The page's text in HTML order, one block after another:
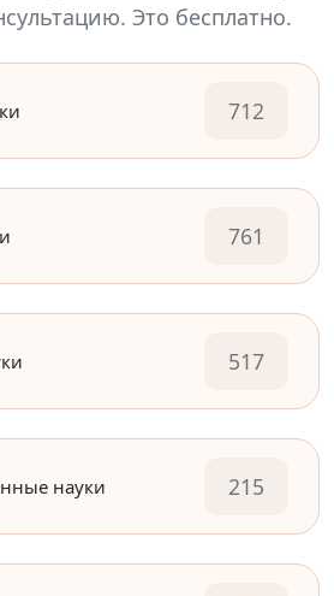
Это бесплатно.
712
761
517
науки 215